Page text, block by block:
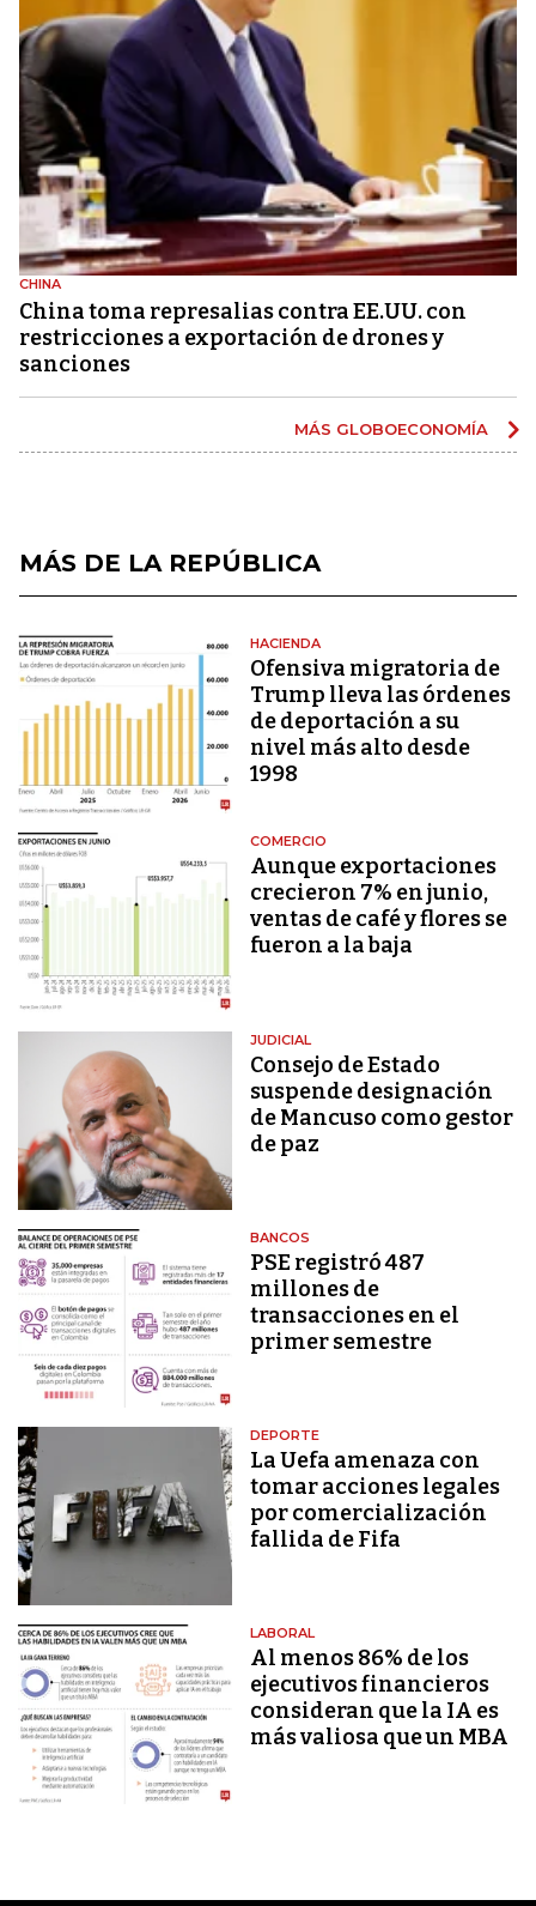
CHINA
China toma represalias contra EE.UU. con
restricciones a exportación de drones y
sanciones
MÁS GLOBOECONOMÍA
MÁS DE LA REPÚBLICA
HACIENDA
Ofensiva migratoria de
Trump lleva las órdenes
de deportación a su
nivel más alto desde
1998
COMERCIO
Aunque exportaciones
crecieron 7% en junio,
ventas de café y flores se
fueron a la baja
JUDICIAL
Consejo de Estado
suspende designación
de Mancuso como gestor
de paz
BANCOS
PSE registró 487
millones de
transacciones en el
primer semestre
DEPORTE
La Uefa amenaza con
tomar acciones legales
por comercialización
fallida de Fifa
LABORAL
Al menos 86% de los
ejecutivos financieros
consideran que la IA es
más valiosa que un MBA